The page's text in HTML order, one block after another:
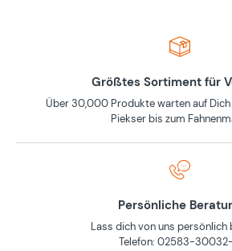
Größtes Sortiment für
Über 30,000 Produkte warten auf
Piekser bis zum
Persönliche
Lass dich von uns persönlich
Telefon: 02583-